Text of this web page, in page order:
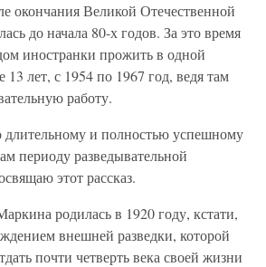
окончания Великой Отечественной
до начала 80-х годов. За это время
иностранки прожить в одной
13 лет, с 1954 по 1967 год, ведя там
работу.
и полностью успешному
периоду разведывательной
этот рассказ.
родилась в 1920 году, кстати,
внешней разведки, которой
почти четверть века своей жизни